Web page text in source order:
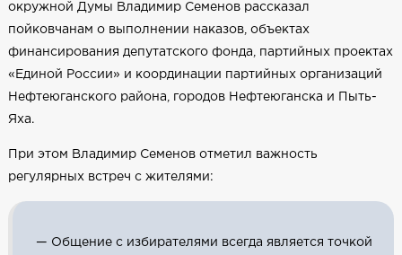
окружной Думы Владимир Семенов рассказал
пойковчанам о выполнении наказов, объектах
финансирования депутатского фонда, партийных проектах
«Единой России» и координации партийных организаций
Нефтеюганского района, городов Нефтеюганска и Пыть-
Яха.
При этом Владимир Семенов отметил важность
регулярных встреч с жителями:
— Общение с избирателями всегда является точкой